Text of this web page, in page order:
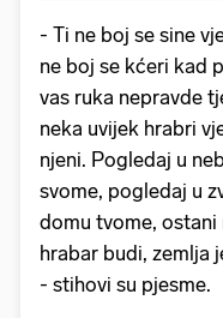
- Ti ne boj se sine
ne boj se kćeri kad
vas ruka nepravde
neka uvijek hrabri
njeni. Pogledaj u
svome, pogledaj u
domu tvome, ostani
hrabar budi, zemlja
- stihovi su pjesme.